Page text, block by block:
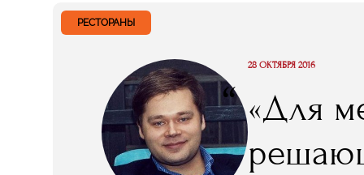
РЕСТОРАНЫ
“
28 ОКТЯБРЯ 2016
«Для